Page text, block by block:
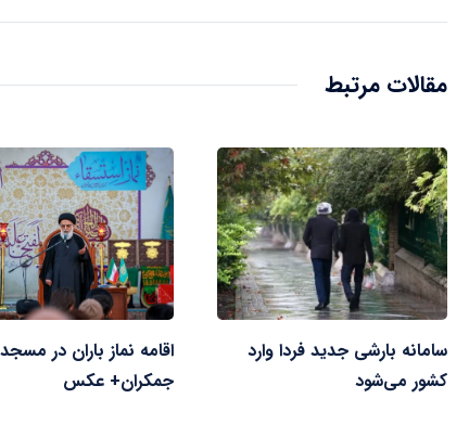
مقالات مرتبط
سامانه بارشی جدید فردا وارد
کشور می‌شود
اقامه نماز باران در مسجد
جمکران+ عکس